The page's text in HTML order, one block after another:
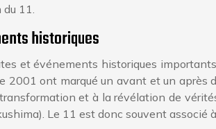
11.
historiques
et événements historiques
ont marqué un avant et un après
et à la révélation de
Le 11 est donc souvent